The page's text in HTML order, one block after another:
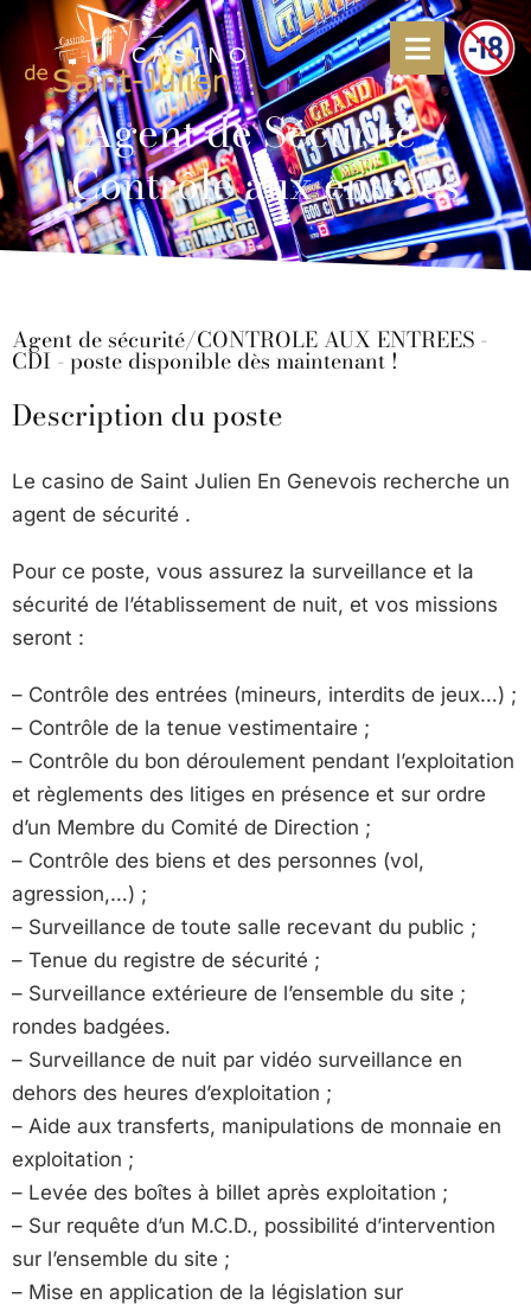
Agent de Sécurité /
Contrôle aux entrées
Agent de sécurité/CONTROLE AUX ENTREES -
CDI - poste disponible dès maintenant !
Description du poste
Le casino de Saint Julien En Genevois recherche un
agent de sécurité .
Pour ce poste, vous assurez la surveillance et la
sécurité de l’établissement de nuit, et vos missions
seront :
– Contrôle des entrées (mineurs, interdits de jeux…) ;
– Contrôle de la tenue vestimentaire ;
– Contrôle du bon déroulement pendant l’exploitation
et règlements des litiges en présence et sur ordre
d’un Membre du Comité de Direction ;
– Contrôle des biens et des personnes (vol,
agression,…) ;
– Surveillance de toute salle recevant du public ;
– Tenue du registre de sécurité ;
– Surveillance extérieure de l’ensemble du site ;
rondes badgées.
– Surveillance de nuit par vidéo surveillance en
dehors des heures d’exploitation ;
– Aide aux transferts, manipulations de monnaie en
exploitation ;
– Levée des boîtes à billet après exploitation ;
– Sur requête d’un M.C.D., possibilité d’intervention
sur l’ensemble du site ;
– Mise en application de la législation sur